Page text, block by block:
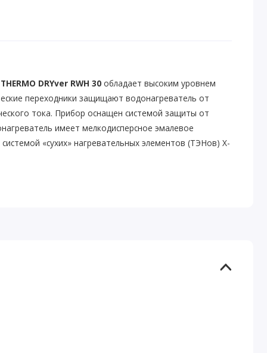
DRYver RWH 30 обладает высоким уровнем
переходники защищают водонагреватель от
тока. Прибор оснащен системой защиты от
имеет мелкодисперсное эмалевое
«сухих» нагревательных элементов (ТЭНов) X-